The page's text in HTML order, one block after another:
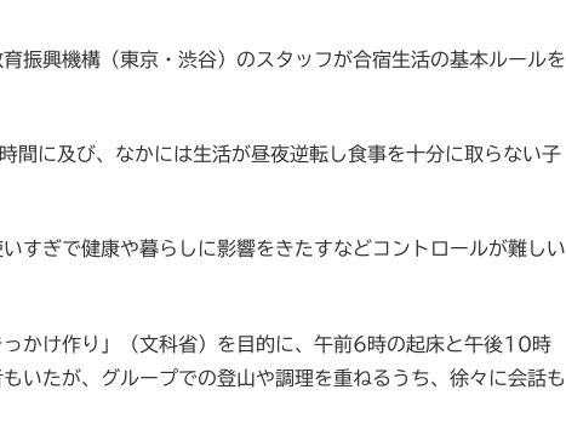
振興機構（東京・渋谷）のスタッフが合宿生活の基本ルールを
に及び、なかには生活が昼夜逆転し食事を十分に取らない子
すぎで健康や暮らしに影響をきたすなどコントロールが難しい
かけ作り」（文科省）を目的に、午前6時の起床と午後10時
いたが、グループでの登山や調理を重ねるうち、徐々に会話も